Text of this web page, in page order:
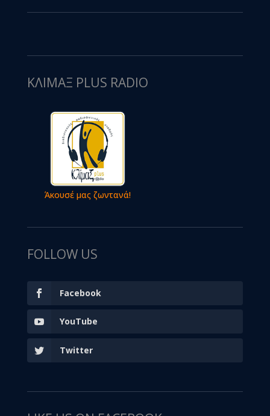
ΚΛΙΜΑΞ PLUS RADIO
Άκουσέ μας ζωντανά!
FOLLOW US
Facebook
YouTube
Twitter